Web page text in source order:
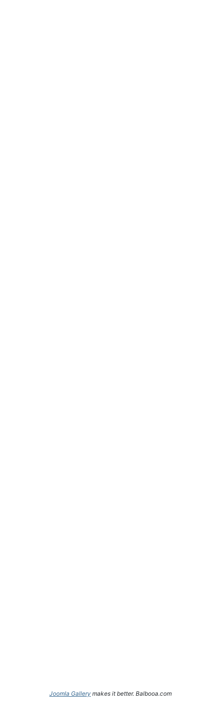
Joomla Gallery makes it better. Balbooa.com